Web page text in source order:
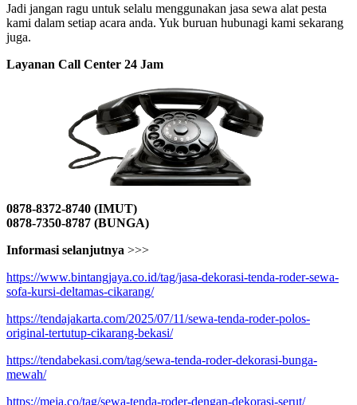
Jadi jangan ragu untuk selalu menggunakan jasa sewa alat pesta
kami dalam setiap acara anda. Yuk buruan hubunagi kami sekarang
juga.
Layanan Call Center 24 Jam
0878-8372-8740 (IMUT)
0878-7350-8787 (BUNGA)
Informasi selanjutnya >>>
https://www.bintangjaya.co.id/tag/jasa-dekorasi-tenda-roder-sewa-
sofa-kursi-deltamas-cikarang/
https://tendajakarta.com/2025/07/11/sewa-tenda-roder-polos-
original-tertutup-cikarang-bekasi/
https://tendabekasi.com/tag/sewa-tenda-roder-dekorasi-bunga-
mewah/
https://meja.co/tag/sewa-tenda-roder-dengan-dekorasi-serut/